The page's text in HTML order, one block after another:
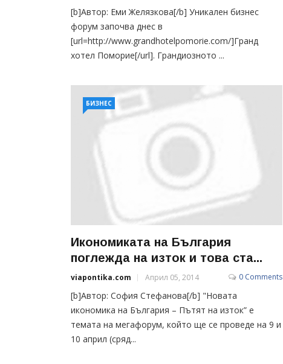
[b]Автор: Еми Желязкова[/b] Уникален бизнес
форум започва днес в
[url=http://www.grandhotelpomorie.com/]Гранд
хотел Поморие[/url]. Грандиозното ...
БИЗНЕС
Икономиката на България
поглежда на изток и това ста...
viapontika.com Април 05, 2014 0 Comments
[b]Автор: София Стефанова[/b] "Новата
икономика на България – Пътят на изток” е
темата на мегафорум, който ще се проведе на 9 и
10 април (сряд...